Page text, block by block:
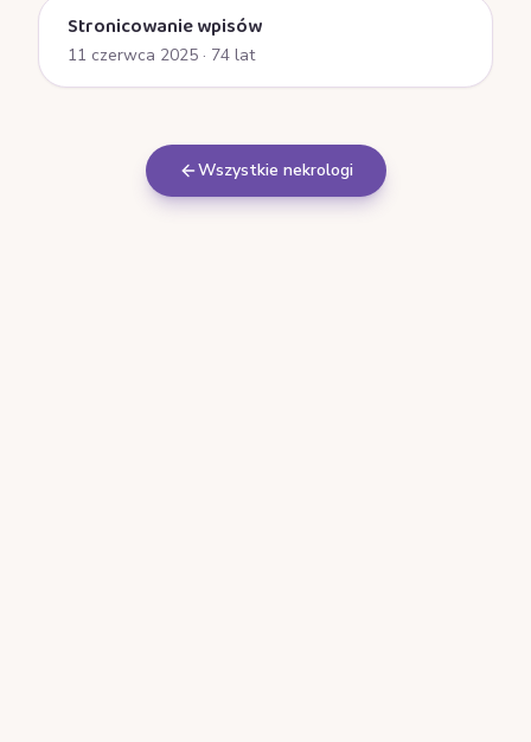
Stronicowanie wpisów
11 czerwca 2025 · 74 lat
Wszystkie nekrologi